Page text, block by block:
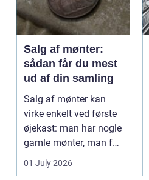
Salg af mønter:
sådan får du mest
ud af din samling
Salg af mønter kan
virke enkelt ved første
øjekast: man har nogle
gamle mønter, man får
dem vurderet...
01 July 2026